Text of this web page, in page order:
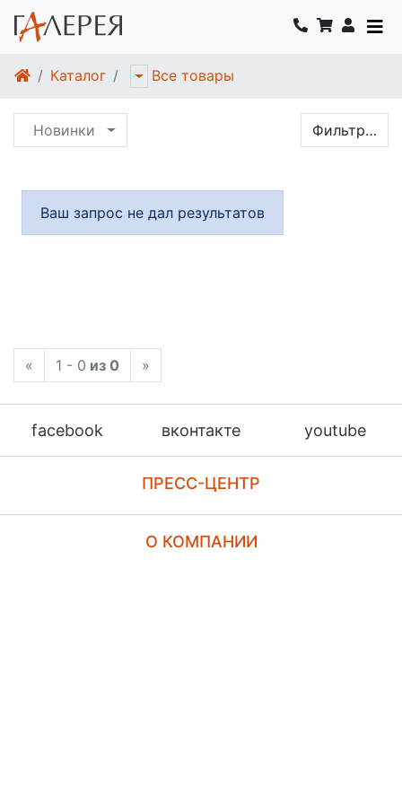
Каталог Все товары
Новинки Фильтр…
Ваш запрос не дал результатов
« 1 - 0 из 0 »
facebook вконтакте youtube
ПРЕСС-ЦЕНТР
О КОМПАНИИ